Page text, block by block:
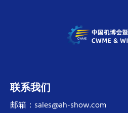
联系我们
邮箱：sales@ah-show.com